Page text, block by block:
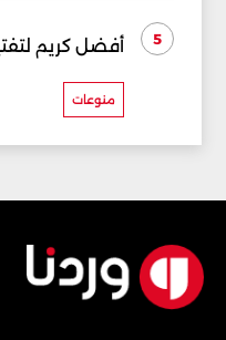
5 أفضل كريم
منوعات